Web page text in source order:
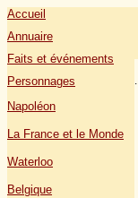
Accueil
Annuaire
Faits et événements
Personnages
Napoléon
La France et le Monde
Waterloo
Belgique
.